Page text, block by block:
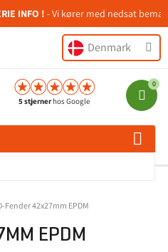
INFO !- Vi kører med nedsat
Denmark
5 stjernerhos Google
Fender 42x27mm EPDM
EPDM